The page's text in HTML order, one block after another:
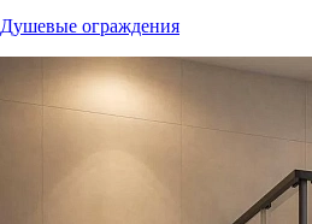
Душевые ограждения